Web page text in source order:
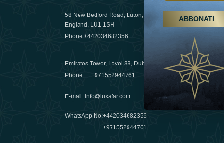
58 New Bedford Road, Luton,
England, LU1 1SH
Phone:+442034682356
Emirates Tower, Level 33, Dubai, UAE
Phone:+971552944761
E-mail :info@luxafar.com
WhatsApp No:+442034682356
+971552944761
Escursioni,
Emirati
03 April 2025
Évasions
Émirats:
10 March 2025
ABBONATI